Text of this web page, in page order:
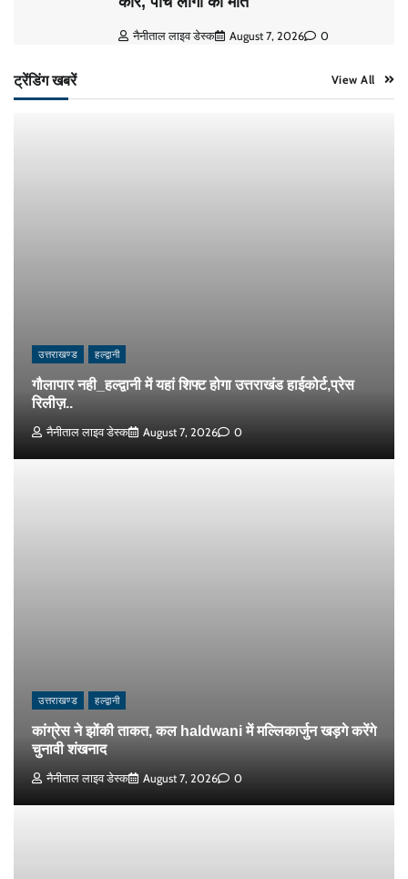
नैनीताल लाइव डेस्क August 7, 2026 0
ट्रेंडिंग खबरें View All
उत्तराखण्ड हल्द्वानी
गौलापार नही_हल्द्वानी में यहां शिफ्ट होगा उत्तराखंड हाईकोर्ट,प्रेस
रिलीज़..
नैनीताल लाइव डेस्क August 7, 2026 0
उत्तराखण्ड हल्द्वानी
कांग्रेस ने झोंकी ताकत, कल haldwani में मल्लिकार्जुन खड़गे करेंगे
चुनावी शंखनाद
नैनीताल लाइव डेस्क August 7, 2026 0